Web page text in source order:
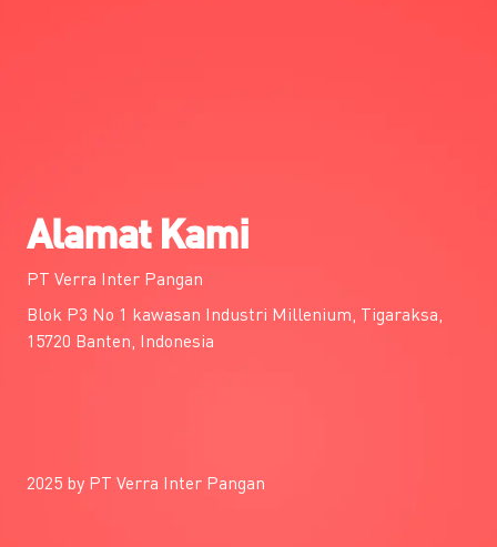
Alamat Kami
PT Verra Inter Pangan
Blok P3 No 1 kawasan Industri Millenium, Tigaraksa,
15720 Banten, Indonesia
2025 by PT Verra Inter Pangan